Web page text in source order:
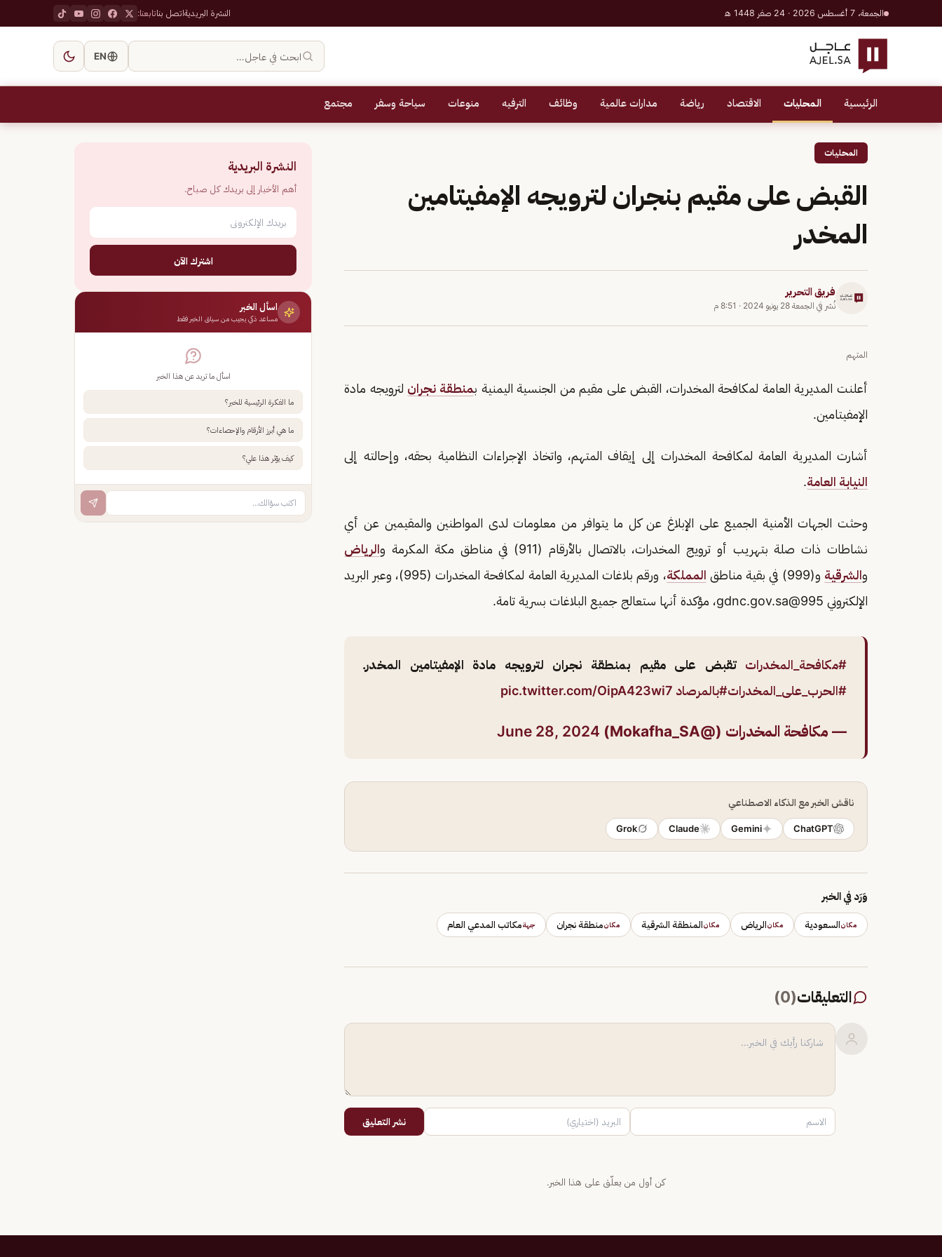
الجمعة، 7 أغسطس 2026 · 24 صفر 1448 هـ النشرة البريديةاتصل بناتابعنا:
ابحث في عاجل… EN
الرئيسية المحليات الاقتصاد رياضة مدارات عالمية وظائف الترفيه منوعات سياحة وسفر مجتمع
المحليات
القبض على مقيم بنجران لترويجه الإمفيتامين
المخدر
فريق التحرير
نُشر في الجمعة 28 يونيو 2024 · 8:51 م
المتهم
أعلنت المديرية العامة لمكافحة المخدرات، القبض على مقيم من الجنسية اليمنية بمنطقة نجران لترويجه مادة
الإمفيتامين.
أشارت المديرية العامة لمكافحة المخدرات إلى إيقاف المتهم، واتخاذ الإجراءات النظامية بحقه، وإحالته إلى
النيابة العامة.
وحثت الجهات الأمنية الجميع على الإبلاغ عن كل ما يتوافر من معلومات لدى المواطنين والمقيمين عن أي
نشاطات ذات صلة بتهريب أو ترويج المخدرات، بالاتصال بالأرقام (911) في مناطق مكة المكرمة و
الرياض
والشرقية و(999) في بقية مناطق المملكة
، ورقم بلاغات المديرية العامة لمكافحة المخدرات (995)، وعبر البريد
الإلكتروني 995@gdnc.gov.sa ، مؤكدة أنها ستعالج جميع البلاغات بسرية تامة.
#مكافحة_المخدرات تقبض على مقيم بمنطقة نجران لترويجه مادة الإمفيتامين المخدر.
#الحرب_على_المخدرات#بالمرصاد pic.twitter.com/OipA423wi7
— مكافحة المخدرات (@Mokafha_SA) June 28, 2024
ناقش الخبر مع الذكاء الاصطناعي
ChatGPT
Gemini
Claude
Grok
وَرَد في الخبر
مكانالسعودية مكانالرياض مكانالمنطقة الشرقية مكانمنطقة نجران جهةمكاتب المدعي العام
التعليقات(
0
)
نشر التعليق
كن أول من يعلّق على هذا الخبر.
النشرة البريدية
أهم الأخبار إلى بريدك كل صباح.
اشترك الآن
اسأل الخبر
مساعد ذكي يجيب من سياق الخبر فقط
اسأل ما تريد عن هذا الخبر
ما الفكرة الرئيسية للخبر؟
ما هي أبرز الأرقام والإحصاءات؟
كيف يؤثر هذا علي؟